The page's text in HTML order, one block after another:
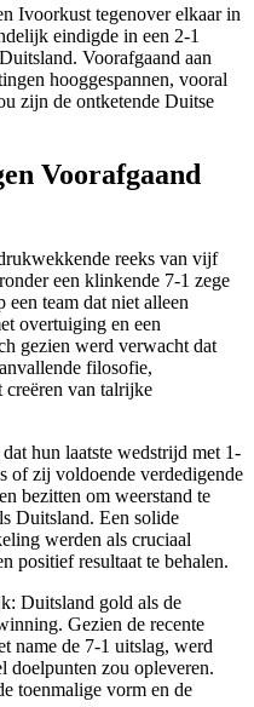
Ivoorkust tegenover elkaar in
eindigde in een 2-1
Voorafgaand aan
hooggespannen, vooral
zijn de ontketende Duitse
Voorafgaand
reeks van vijf
een klinkende 7-1 zege
team dat niet alleen
overtuiging en een
gezien werd verwacht dat
filosofie,
creëren van talrijke
hun laatste wedstrijd met 1-
of zij voldoende verdedigende
bezitten om weerstand te
Duitsland. Een solide
werden als cruciaal
positief resultaat te behalen.
Duitsland gold als de
Gezien de recente
name de 7-1 uitslag, werd
doelpunten zou opleveren.
toenmalige vorm en de